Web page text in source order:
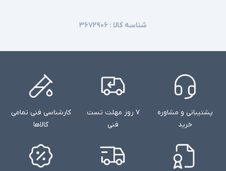
شناسه کالا : ۳۶۷۲۹۰۶
پشتیبانی و مشاوره
خرید
۷ روز مهلت تست
فنی
کارشناسی فنی تمامی
کالاها